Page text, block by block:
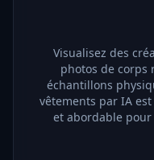
Visualisez des
photos de corps
échantillons
vêtements par IA
et abordable